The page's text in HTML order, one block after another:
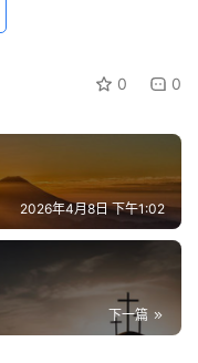
0 0
2026年4月8日 下午1:02
下一篇